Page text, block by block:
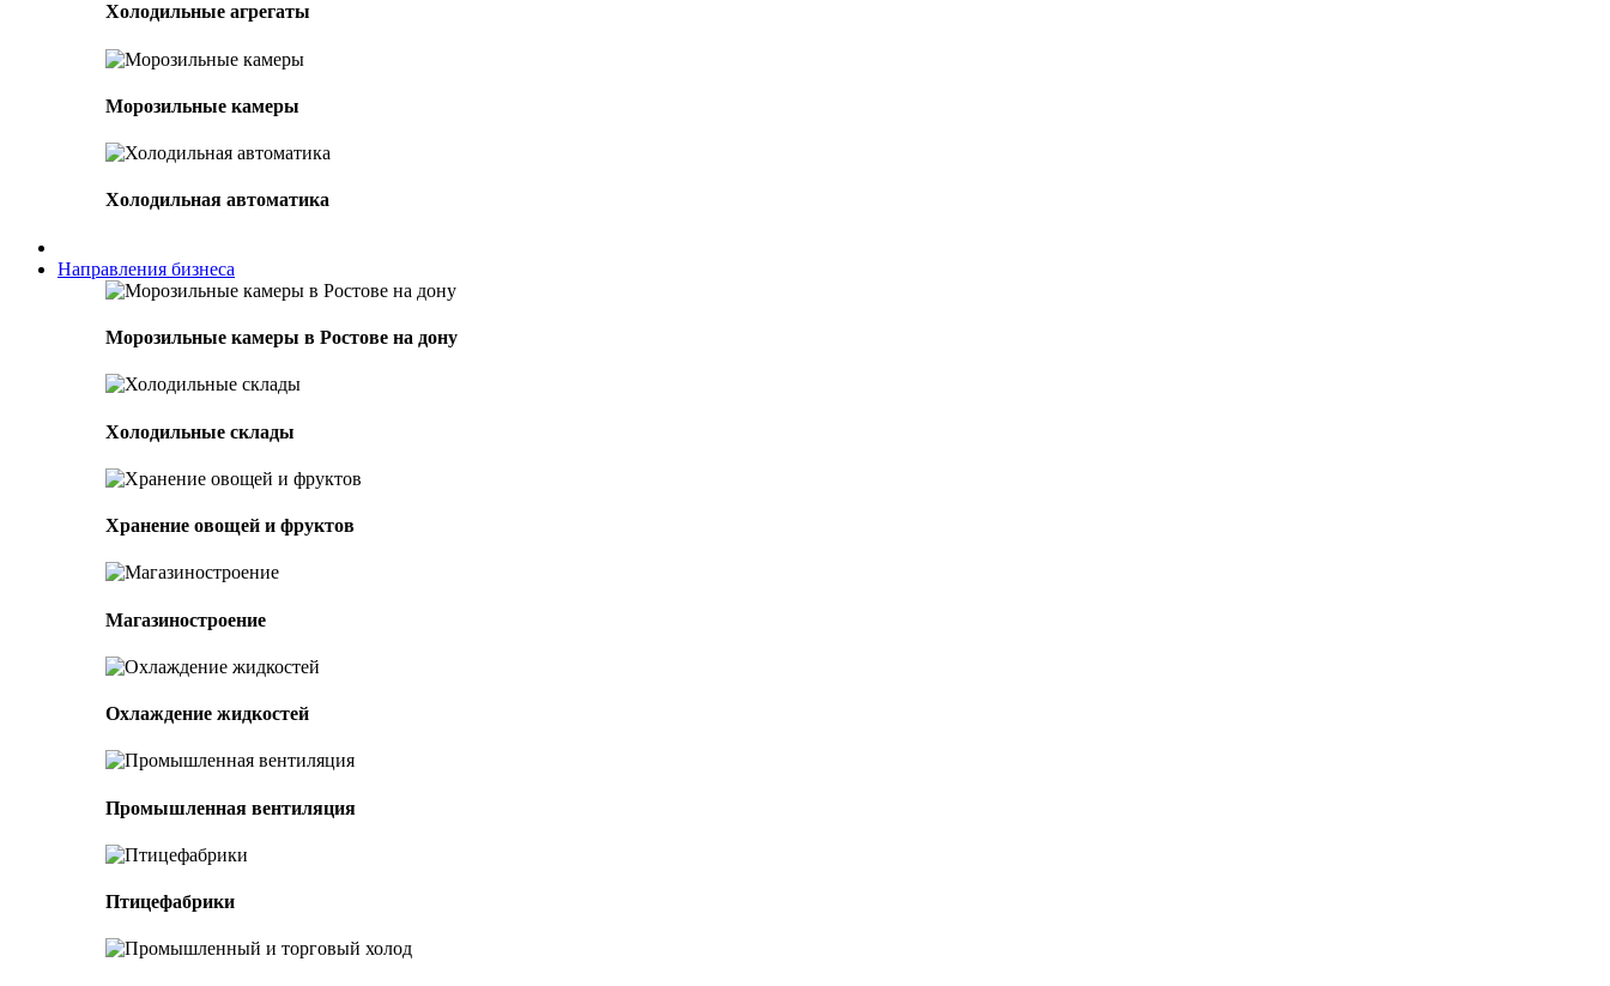
Холодильные агрегаты
Морозильные камеры
Холодильная автоматика
Направления бизнеса
Морозильные камеры в Ростове на дону
Холодильные склады
Хранение овощей и фруктов
Магазиностроение
Охлаждение жидкостей
Промышленная вентиляция
Птицефабрики